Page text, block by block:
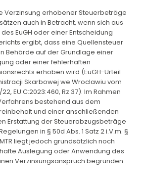
Verzinsung erhobener Steuerbeträge
auch in Betracht, wenn sich aus
EuGH oder einer Entscheidung
ergibt, dass eine Quellensteuer
Behörde auf der Grundlage einer
oder einer fehlerhaften
erhoben wird (EuGH-Urteil
Skarbowej we Wroclawiu vom
EU:C:2023:460, Rz 37). Im Rahmen
bestehend aus dem
und einer anschließenden
Erstattung der Steuerabzugsbeträge
in § 50d Abs. 1 Satz 2 i.V.m. §
liegt jedoch grundsätzlich noch
Auslegung oder Anwendung des
Verzinsungsanspruch begründen